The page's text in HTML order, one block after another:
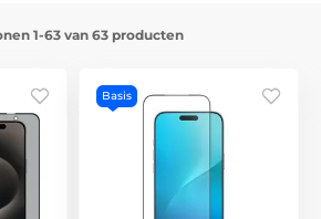
1-63 van 63 producten
Basis